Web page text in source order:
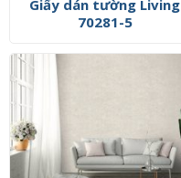
Giấy dán tường Living
70281-5